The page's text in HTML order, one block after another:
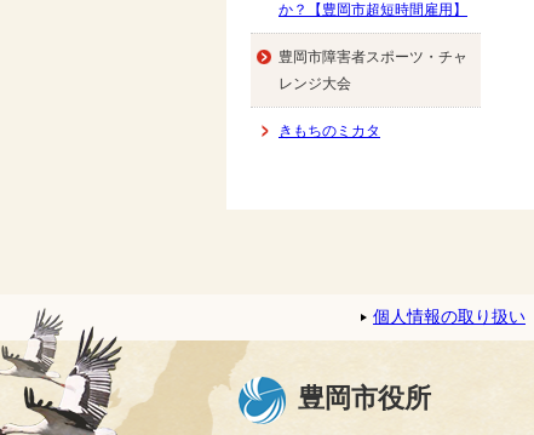
か？【豊岡市超短時間雇用】
豊岡市障害者スポーツ・チャ
レンジ大会
きもちのミカタ
個人情報の取り扱い
豊岡市役所